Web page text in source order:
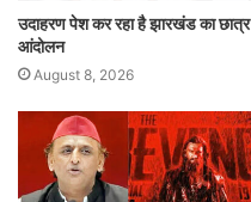
उदाहरण पेश कर रहा है झारखंड का छात्र
आंदोलन
August 8, 2026